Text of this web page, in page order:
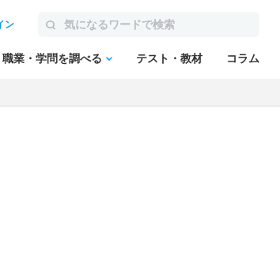
ン
職業・学問を調べる テスト・教材 コラム